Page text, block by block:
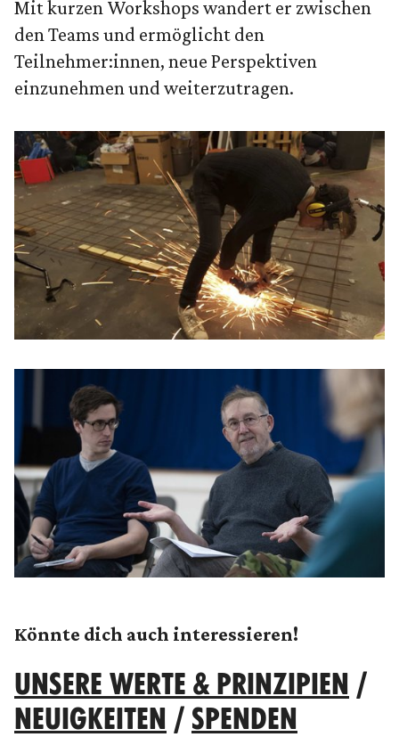
Mit kurzen Workshops wandert er zwischen
den Teams und ermöglicht den
Teilnehmer:innen, neue Perspektiven
einzunehmen und weiterzutragen.
Könnte dich auch interessieren!
UNSERE WERTE & PRINZIPIEN /
NEUIGKEITEN / SPENDEN